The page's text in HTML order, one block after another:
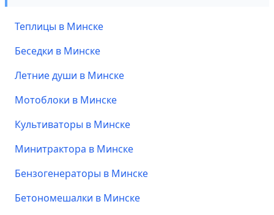
Теплицы в Минске
Беседки в Минске
Летние души в Минске
Мотоблоки в Минске
Культиваторы в Минске
Минитрактора в Минске
Бензогенераторы в Минске
Бетономешалки в Минске